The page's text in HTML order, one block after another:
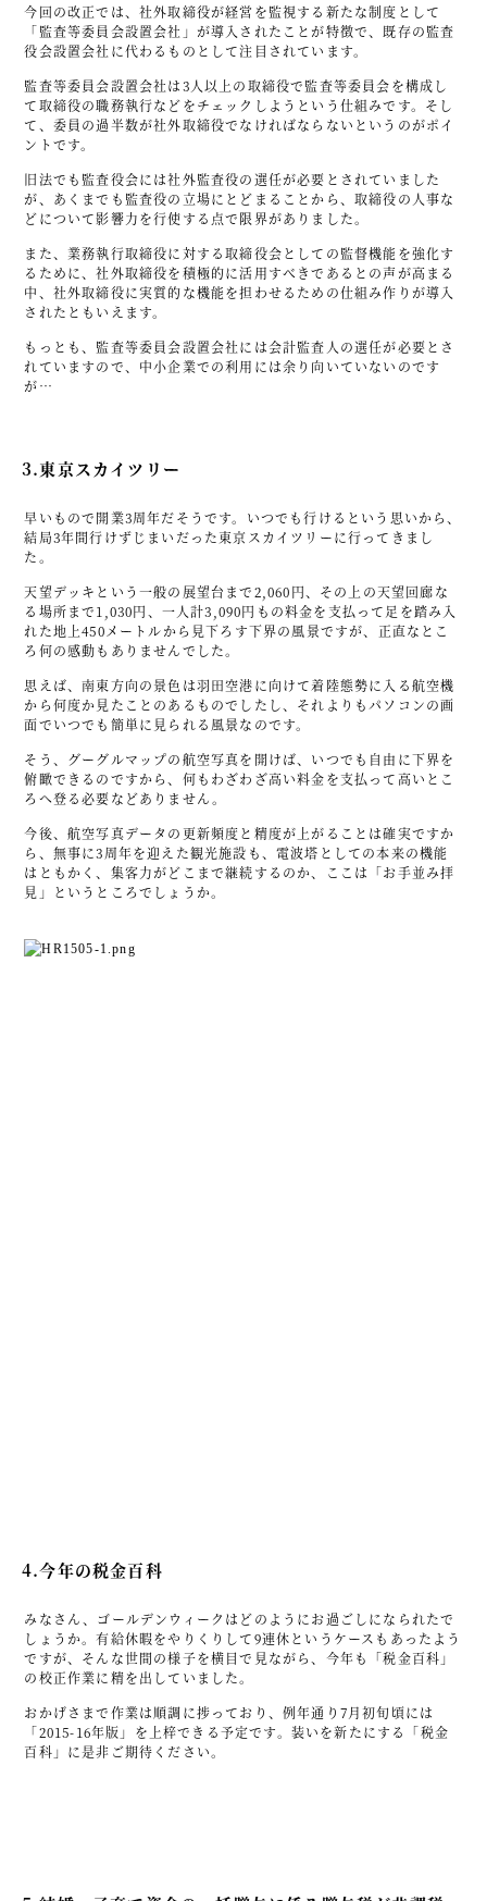
今回の改正では、社外取締役が経営を監視する新たな制度として
「監査等委員会設置会社」が導入されたことが特徴で、既存の監査
役会設置会社に代わるものとして注目されています。
監査等委員会設置会社は3人以上の取締役で監査等委員会を構成し
て取締役の職務執行などをチェックしようという仕組みです。そし
て、委員の過半数が社外取締役でなければならないというのがポイ
ントです。
旧法でも監査役会には社外監査役の選任が必要とされていました
が、あくまでも監査役の立場にとどまることから、取締役の人事な
どについて影響力を行使する点で限界がありました。
また、業務執行取締役に対する取締役会としての監督機能を強化す
るために、社外取締役を積極的に活用すべきであるとの声が高まる
中、社外取締役に実質的な機能を担わせるための仕組み作りが導入
されたともいえます。
もっとも、監査等委員会設置会社には会計監査人の選任が必要とさ
れていますので、中小企業での利用には余り向いていないのです
が…
3.東京スカイツリー
早いもので開業3周年だそうです。いつでも行けるという思いから、
結局3年間行けずじまいだった東京スカイツリーに行ってきまし
た。
天望デッキという一般の展望台まで2,060円、その上の天望回廊な
る場所まで1,030円、一人計3,090円もの料金を支払って足を踏み入
れた地上450メートルから見下ろす下界の風景ですが、正直なとこ
ろ何の感動もありませんでした。
思えば、南東方向の景色は羽田空港に向けて着陸態勢に入る航空機
から何度か見たことのあるものでしたし、それよりもパソコンの画
面でいつでも簡単に見られる風景なのです。
そう、グーグルマップの航空写真を開けば、いつでも自由に下界を
俯瞰できるのですから、何もわざわざ高い料金を支払って高いとこ
ろへ登る必要などありません。
今後、航空写真データの更新頻度と精度が上がることは確実ですか
ら、無事に3周年を迎えた観光施設も、電波塔としての本来の機能
はともかく、集客力がどこまで継続するのか、ここは「お手並み拝
見」というところでしょうか。
4.今年の税金百科
みなさん、ゴールデンウィークはどのようにお過ごしになられたで
しょうか。有給休暇をやりくりして9連休というケースもあったよう
ですが、そんな世間の様子を横目で見ながら、今年も「税金百科」
の校正作業に精を出していました。
おかげさまで作業は順調に捗っており、例年通り7月初旬頃には
「2015-16年版」を上梓できる予定です。装いを新たにする「税金
百科」に是非ご期待ください。